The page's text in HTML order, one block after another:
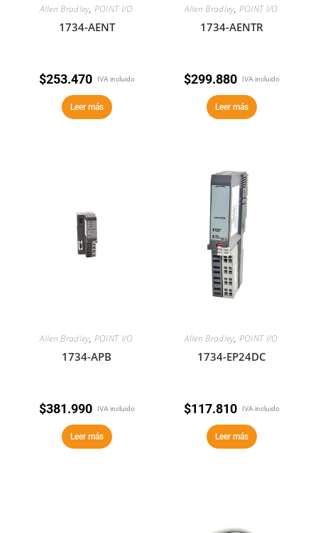
Allen Bradley, POINT I/O
1734-AENT
$253.470 IVA incluido
Leer más
Allen Bradley, POINT I/O
1734-AENTR
$299.880 IVA incluido
Leer más
Allen Bradley, POINT I/O
1734-APB
$381.990 IVA incluido
Leer más
Allen Bradley, POINT I/O
1734-EP24DC
$117.810 IVA incluido
Leer más